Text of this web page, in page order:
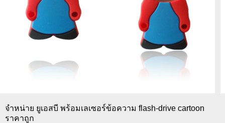
จำหน่าย ยูเอสบี พร้อมเลเซอร์ข้อความ flash-drive cartoon
ราคาถูก